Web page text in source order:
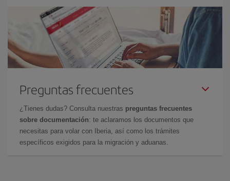
Preguntas frecuentes
¿Tienes dudas? Consulta nuestras preguntas frecuentes
sobre documentación: te aclaramos los documentos que
necesitas para volar con Iberia, así como los trámites
específicos exigidos para la migración y aduanas.